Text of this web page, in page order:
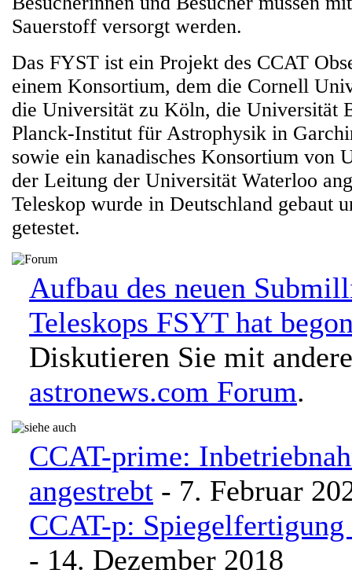
Sauerstoff versorgt werden.
Das FYST ist ein Projekt des CCAT
einem Konsortium, dem die Cornell
die Universität zu Köln, die Universität
Planck-Institut für Astrophysik in
sowie ein kanadisches Konsortium von
der Leitung der Universität Waterloo
Teleskop wurde in Deutschland gebaut
getestet.
Aufbau des neuen
Teleskops FSYT hat
Diskutieren Sie mit
astronews.com Forum.
CCAT-prime:
angestrebt - 7. Februar
CCAT-p: Spiegelfertigung
- 14. Dezember 2018